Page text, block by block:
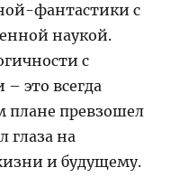
фантастики с
наукой.
с
это всегда
плане превзошел
глаза на
и будущему.